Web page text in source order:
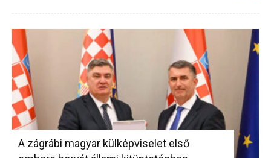
A zágrábi magyar külképviselet első